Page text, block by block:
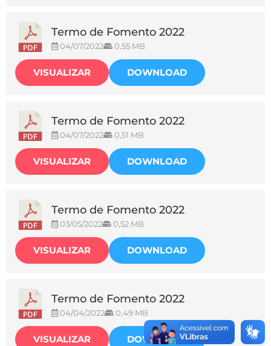
Termo de Fomento 2022
04/07/2022 0,55 MB
VISUALIZAR DOWNLOAD
Termo de Fomento 2022
04/07/2022 0,51 MB
VISUALIZAR DOWNLOAD
Termo de Fomento 2022
03/05/2022 0,52 MB
VISUALIZAR DOWNLOAD
Termo de Fomento 2022
04/04/2022 0,49 MB
VISUALIZAR DOWNLOAD